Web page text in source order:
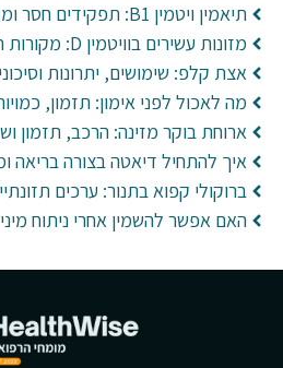
תיאמין ויטמין B1: תפקידים חסר ומקורות
מזונות עשירים בוויטמין D: מקורות תזונתיים ושילובים חכמים
אצת קלפ: שימושים, יתרונות
מה לאכול לפני אימון: תזמון,
ארוחת בוקר מזינה: הרכב, תזמון
איך להתחיל דיאטה בצורה בריאה
ברוקולי קפוא בתנור: ערכים
האם אפשר להשמין אחרי ניתוח